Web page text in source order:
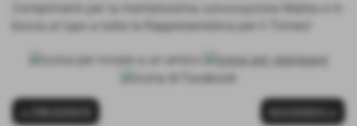
bocca al lupo a tutta la Rappresentativa per il Torneo!